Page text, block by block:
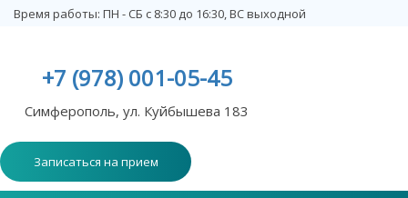
Время работы: ПН - СБ с 8:30 до 16:30, ВС выходной
+7 (978) 001-05-45
Симферополь, ул. Куйбышева 183
Записаться на прием